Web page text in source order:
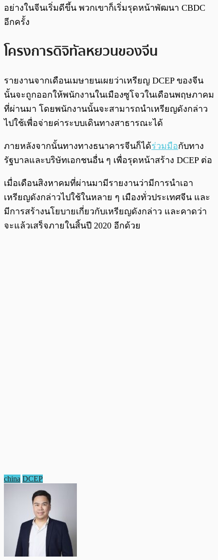
อย่างในจีนเริ่มดีขึ้น พวกเขาก็เริ่มรุดหน้าพัฒนา CBDC
อีกครั้ง
โครงการดิจิทัลหยวนของจีน
รายงานจากเดือนเมษายนเผยว่าเหรียญ DCEP ของจีน
นั้นจะถูกออกให้พนักงานในเมืองซูโจวในเดือนพฤษภาคม
ที่ผ่านมา โดยพนักงานนั้นจะสามารถนำเหรียญดังกล่าว
ไปใช้เพื่อจ่ายค่าระบบเดินทางสาธารณะได้
ภายหลังจากนั้นทางทางธนาคารจีนก็ได้ร่วมมือกับทาง
รัฐบาลและบริษัทเอกชนอื่น ๆ เพื่อรุดหน้าสร้าง DCEP ต่อ
เมื่อเดือนสิงหาคมที่ผ่านมามีรายงานว่ามีการนำเอา
เหรียญดังกล่าวไปใช้ในหลาย ๆ เมืองทั่วประเทศจีน และ
มีการสร้างนโยบายเกี่ยวกับเหรียญดังกล่าว และคาดว่า
จะแล้วเสร็จภายในสิ้นปี 2020 อีกด้วย
china DCEP